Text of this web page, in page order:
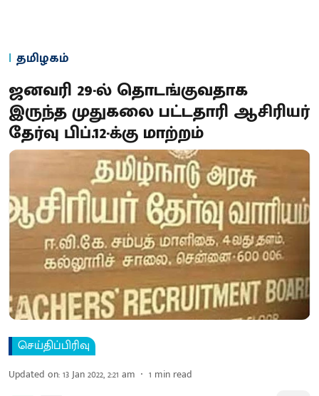
தமிழகம்
ஜனவரி 29-ல் தொடங்குவதாக
இருந்த முதுகலை பட்டதாரி ஆசிரியர்
தேர்வு பிப்.12-க்கு மாற்றம்
செய்திப்பிரிவு
Updated on:13 Jan 2022, 2:21 am 1 min read